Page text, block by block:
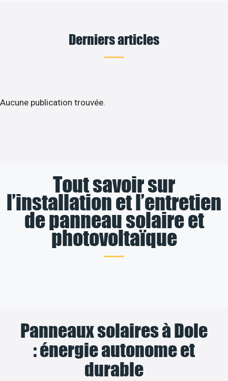
Derniers articles
Aucune publication trouvée.
Tout savoir sur
l’installation et l’entretien
de panneau solaire et
photovoltaïque
Panneaux solaires à Dole
: énergie autonome et
durable